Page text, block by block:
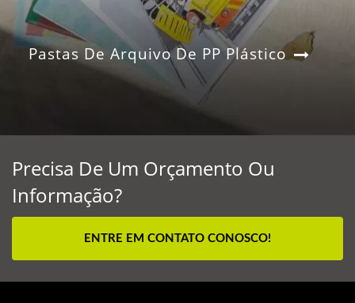
Pastas De Arquivo De PP Plástico
Precisa De Um Orçamento Ou
Informação?
ENTRE EM CONTATO CONOSCO!